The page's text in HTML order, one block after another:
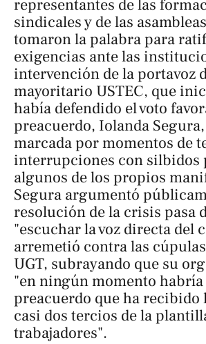
representantes de las
sindicales y de las
tomaron la palabra para
exigencias ante las
intervención de la portavoz
mayoritario USTEC, que
había defendido el voto
preacuerdo, Iolanda
marcada por momentos de
interrupciones con silbidos
algunos de los propios
Segura argumentó
resolución de la crisis pasa
"escuchar la voz directa del
arremetió contra las
UGT, subrayando que su
"en ningún momento
preacuerdo que ha recibido
casi dos tercios de la
trabajadores".